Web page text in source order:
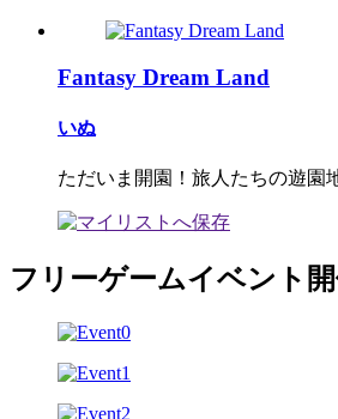
Fantasy Dream Land
いぬ
ただいま開園！旅人たちの遊園
フリーゲームイベント開